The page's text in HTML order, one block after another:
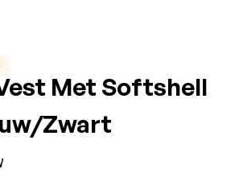
Met Softshell
Zwart